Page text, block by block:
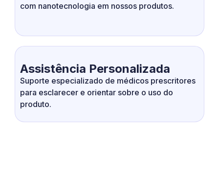
com nanotecnologia em nossos produtos.
Assistência Personalizada
Suporte especializado de médicos prescritores
para esclarecer e orientar sobre o uso do
produto.